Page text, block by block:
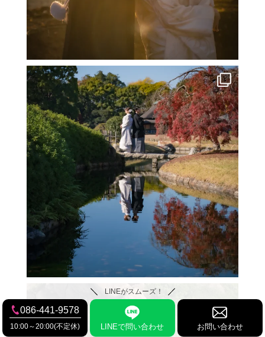
LINEがスムーズ！
086-441-9578
10:00～20:00(不定休) LINEで問い合わせ お問い合わせ